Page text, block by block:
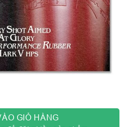
GIỎ HÀNG